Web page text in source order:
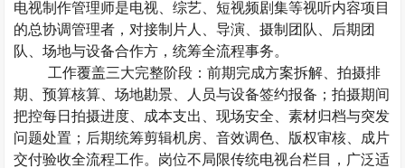
电视制作管理师是电视、综艺、短视频剧集等视听内容项目
的总协调管理者，对接制片人、导演、摄制团队、后期团
队、场地与设备合作方，统筹全流程事务。
工作覆盖三大完整阶段：前期完成方案拆解、拍摄排
期、预算核算、场地勘景、人员与设备签约报备；拍摄期间
把控每日拍摄进度、成本支出、现场安全、素材归档与突发
问题处置；后期统筹剪辑机房、音效调色、版权审核、成片
交付验收全流程工作。岗位不局限传统电视台栏目，广泛适